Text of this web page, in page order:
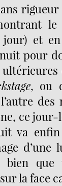
jour) et
pour
, ou
ce
va enfin
bien que
la face